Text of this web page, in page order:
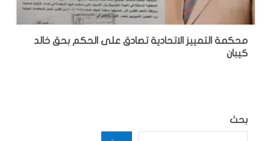
محكمة التمييز الاتحادية تصادق على الحكم بحق خالد
كيبان
بحث